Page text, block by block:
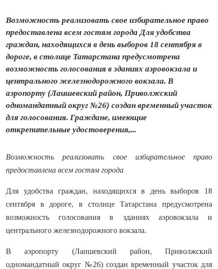
Возможность реализовать свое избирательное право
предоставлена всем гостям города Для удобства
граждан, находящихся в день выборов 18 сентября в
дороге, в столице Татарстана предусмотрена
возможность голосования в зданиях аэровокзала и
центрального железнодорожного вокзала. В
аэропорту (Лаишевский район, Приволжский
одномандатный округ №26) создан временный участок
для голосования. Граждане, имеющие
открепительные удостоверения,...
Возможность реализовать свое избирательное право
предоставлена всем гостям города
Для удобства граждан, находящихся в день выборов 18
сентября в дороге, в столице Татарстана предусмотрена
возможность голосования в зданиях аэровокзала и
центрального железнодорожного вокзала.
В аэропорту (Лаишевский район, Приволжский
одномандатный округ №26) создан временный участок для